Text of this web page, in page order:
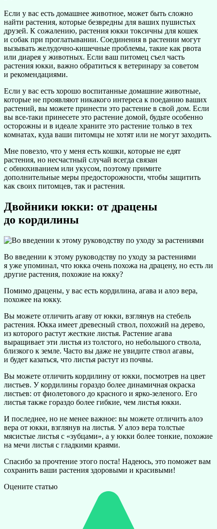
Если у вас есть домашнее животное, может быть сложно
найти растения, которые безвредны для ваших пушистых
друзей. К сожалению, растения юкки токсичны для кошек
и собак при проглатывании. Соединения в растении могут
вызывать желудочно-кишечные проблемы, такие как рвота
или диарея у животных. Если ваш питомец съел часть
растения юкки, важно обратиться к ветеринару за советом
и рекомендациями.
Если у вас есть хорошо воспитанные домашние животные,
которые не проявляют никакого интереса к поеданию ваших
растений, вы можете принести это растение в свой дом. Если
вы все-таки принесете это растение домой, будьте особенно
осторожны и в идеале храните это растение только в тех
комнатах, куда ваши питомцы не хотят или не могут заходить.
Мне повезло, что у меня есть кошки, которые не едят
растения, но несчастный случай всегда связан
с обнюхиванием или укусом, поэтому примите
дополнительные меры предосторожности, чтобы защитить
как своих питомцев, так и растения.
Двойники юкки: от драцены
до кордилины
Во введении к этому руководству по уходу за растениями
я уже упоминал, что юкка очень похожа на драцену, но есть ли
другие растения, похожие на юкку?
Помимо драцены, у вас есть кордилина, агава и алоэ вера,
похожее на юкку.
Вы можете отличить агаву от юкки, взглянув на стебель
растения. Юкка имеет древесный ствол, похожий на дерево,
из которого растут жесткие листья. Растение агава
выращивает эти листья из толстого, но небольшого ствола,
близкого к земле. Часто вы даже не увидите ствол агавы,
и будет казаться, что листья растут из почвы.
Вы можете отличить кордилину от юкки, посмотрев на цвет
листьев. У кордилины гораздо более динамичная окраска
листьев: от фиолетового до красного и ярко-зеленого. Его
листья также гораздо более гибкие, чем листья юкки.
И последнее, но не менее важное: вы можете отличить алоэ
вера от юкки, взглянув на листья. У алоэ вера толстые
мясистые листья с «зубцами», а у юкки более тонкие, похожие
на мечи листья с гладкими краями.
Спасибо за прочтение этого поста! Надеюсь, это поможет вам
сохранить ваши растения здоровыми и красивыми!
Оцените статью